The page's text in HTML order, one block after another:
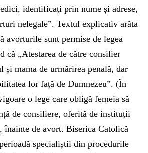
identificați prin nume și adrese,
nelegale”. Textul explicativ arăta
avorturile sunt permise de legea
că „Atestarea de către consilier
și mama de urmărirea penală, dar
lor față de Dumnezeu”. (În
o lege care obligă femeia să
de consiliere, oferită de instituții
înainte de avort. Biserica Catolică
specialiștii din procedurile